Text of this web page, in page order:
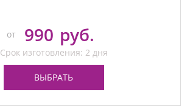
от 990 руб.
Срок изготовления: 2 дня
ВЫБРАТЬ